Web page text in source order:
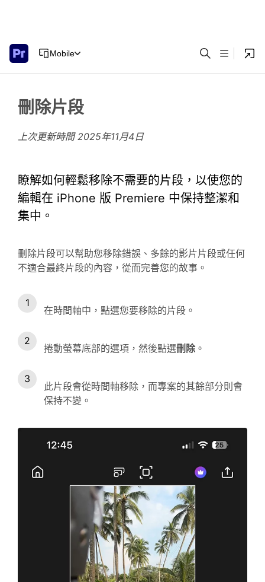
Mobile
刪除片段
上次更新時間2025年11月4日
瞭解如何輕鬆移除不需要的片段，以使您的
編輯在 iPhone 版 Premiere 中保持整潔和
集中。
刪除片段可以幫助您移除錯誤、多餘的影片片段或任何
不適合最終片段的內容，從而完善您的故事。
在時間軸中，點選您要移除的片段。
捲動螢幕底部的選項，然後點選刪除。
此片段會從時間軸移除，而專案的其餘部分則會
保持不變。